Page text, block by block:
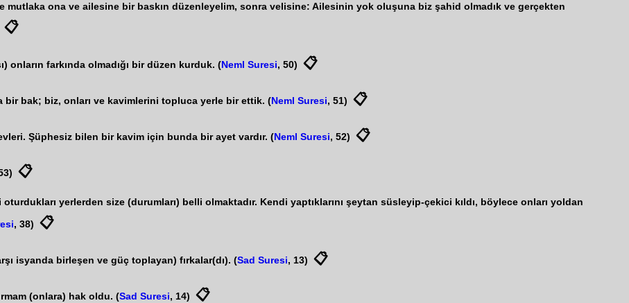
mutlaka ona ve ailesine bir baskın düzenleyelim, sonra velisine: Ailesinin yok oluşuna biz şahid olmadık ve gerçekten
📋
farkında olmadığı bir düzen kurduk. (Neml Suresi, 50) 📋
bir bak; biz, onları ve kavimlerini topluca yerle bir ettik. (Neml Suresi, 51) 📋
Şüphesiz bilen bir kavim için bunda bir ayet vardır. (Neml Suresi, 52) 📋
📋
yerlerden size (durumları) belli olmaktadır. Kendi yaptıklarını şeytan süsleyip-çekici kıldı, böylece onları yoldan
, 38) 📋
isyanda birleşen ve güç toplayan) fırkalar(dı). (Sad Suresi, 13) 📋
(onlara) hak oldu. (Sad Suresi, 14) 📋